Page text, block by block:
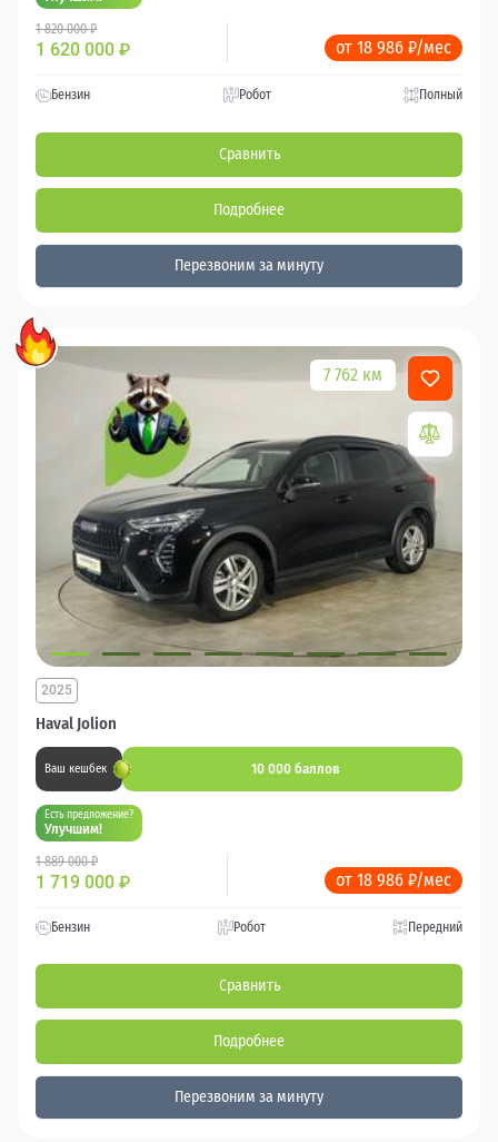
1 820 000 ₽
1 620 000 ₽ от 18 986 ₽/мес
Бензин Робот Полный
Сравнить
Подробнее
Перезвоним за минуту
7 762 км
Haval Jolion
2025
Ваш кешбек 10 000 баллов
Есть предложение?
Улучшим!
1 889 000 ₽
1 719 000 ₽ от 18 986 ₽/мес
Бензин Робот Передний
Сравнить
Подробнее
Перезвоним за минуту